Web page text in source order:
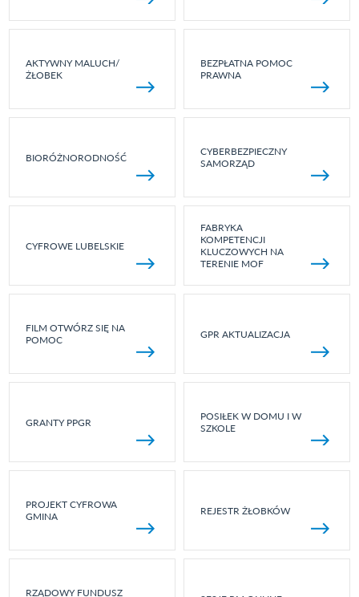
AKTYWNY MALUCH/
ŻŁOBEK
BEZPŁATNA POMOC
PRAWNA
BIORÓŻNORODNOŚĆ
CYBERBEZPIECZNY
SAMORZĄD
CYFROWE LUBELSKIE
FABRYKA
KOMPETENCJI
KLUCZOWYCH NA
TERENIE MOF
FILM OTWÓRZ SIĘ NA
POMOC
GPR AKTUALIZACJA
GRANTY PPGR
POSIŁEK W DOMU I W
SZKOLE
PROJEKT CYFROWA
GMINA
REJESTR ŻŁOBKÓW
RZĄDOWY FUNDUSZ